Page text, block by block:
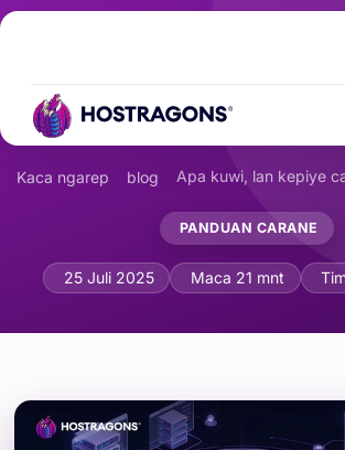
Kaca ngarep blog Apa kuwi, lan kepiye
PANDUAN CARANE
Apa Panel Kontrol
25 Juli 2025 Maca 21 mnt